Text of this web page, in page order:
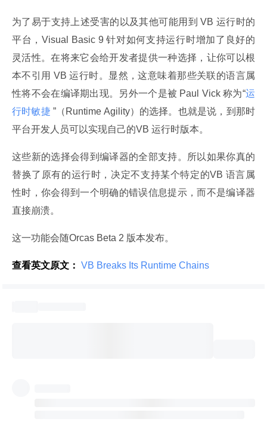
为了易于支持上述受害的以及其他可能用到 VB 运行时的
平台，Visual Basic 9 针对如何支持运行时增加了良好的
灵活性。在将来它会给开发者提供一种选择，让你可以根
本不引用 VB 运行时。显然，这意味着那些关联的语言属
性将不会在编译期出现。另外一个是被 Paul Vick 称为“运
行时敏捷 ”（Runtime Agility）的选择。也就是说，到那时
平台开发人员可以实现自己的VB 运行时版本。
这些新的选择会得到编译器的全部支持。所以如果你真的
替换了原有的运行时，决定不支持某个特定的VB 语言属
性时，你会得到一个明确的错误信息提示，而不是编译器
直接崩溃。
这一功能会随Orcas Beta 2 版本发布。
查看英文原文： VB Breaks Its Runtime Chains